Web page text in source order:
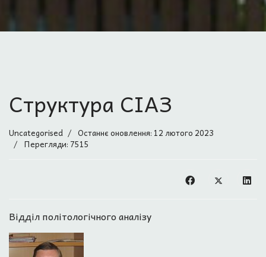
Структура СІАЗ
Uncategorised
Останнє оновлення: 12 лютого 2023
Перегляди: 7515
Відділ політологічного аналізу